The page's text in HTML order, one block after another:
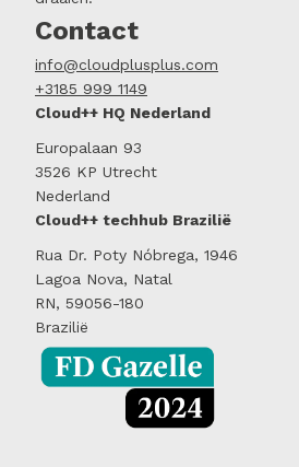
Contact
info@cloudplusplus.com
+3185 999 1149
Cloud++ HQ Nederland
Europalaan 93
3526 KP Utrecht
Nederland
Cloud++ techhub Brazilië
Rua Dr. Poty Nóbrega, 1946
Lagoa Nova, Natal
RN, 59056-180
Brazilië